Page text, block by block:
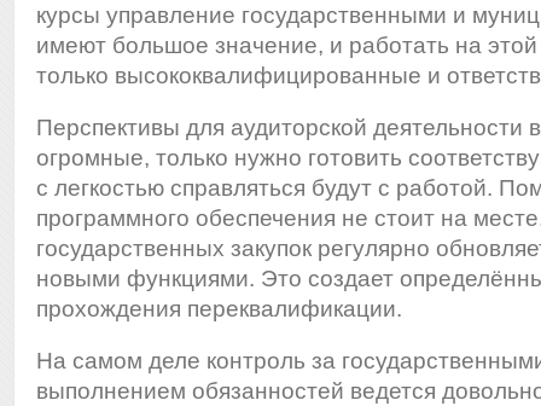
курсы управление государственными и
имеют большое значение, и работать на
только высококвалифицированные и
Перспективы для аудиторской деятельности
огромные, только нужно готовить
с легкостью справляться будут с работой.
программного обеспечения не стоит на
государственных закупок регулярно
новыми функциями. Это создает
прохождения переквалификации.
На самом деле контроль за
выполнением обязанностей ведется